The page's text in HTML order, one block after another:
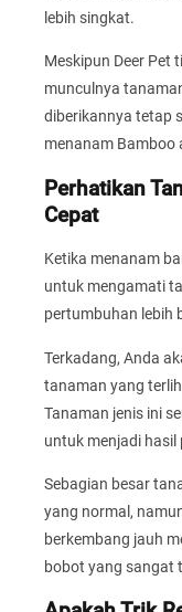
lebih singkat.
Meskipun Deer Pet
munculnya
diberikannya tetap
menanam Bamboo
Perhatikan
Cepat
Ketika menanam
untuk mengamati
pertumbuhan lebih
Terkadang, Anda
tanaman yang
Tanaman jenis ini
untuk menjadi hasil
Sebagian besar
yang normal,
berkembang jauh
bobot yang sangat